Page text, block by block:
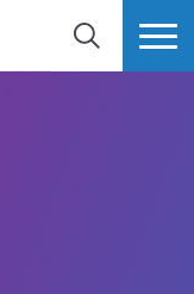
検索 MORE